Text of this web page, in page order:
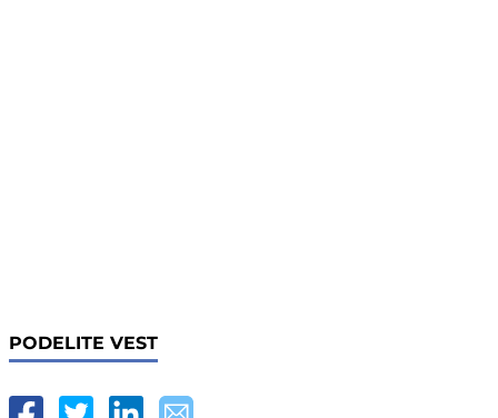
PODELITE VEST